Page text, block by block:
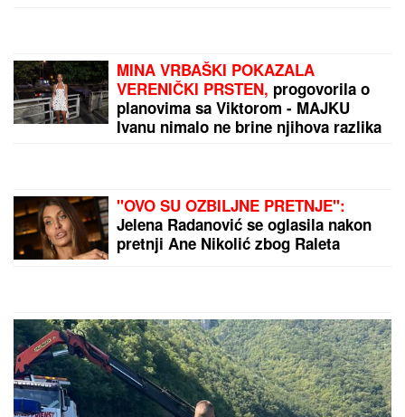
POLICIJA STIGLA U TRŽNI CENTAR
ZBOG SUPRUGE SERGEJA
krivičnu prijavu
(VIDEO) "ONI MOLE DA UĐU U
sa pevačicom"